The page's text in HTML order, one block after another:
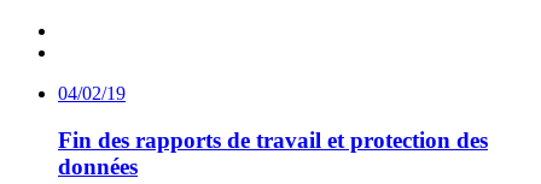
04/02/19
Fin des rapports de travail et protection des
données